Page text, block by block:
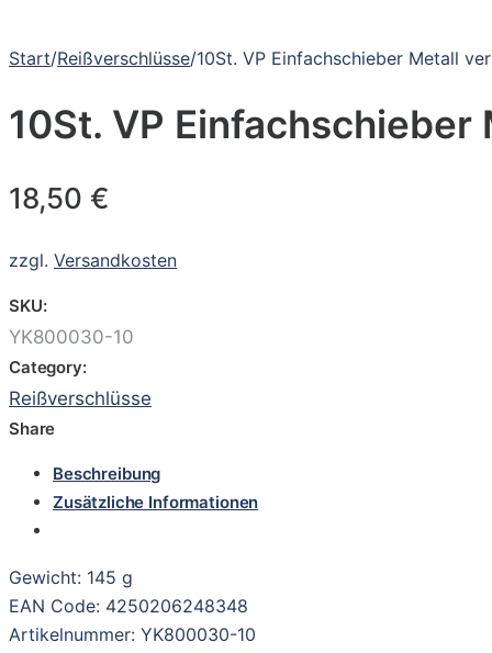
Start/Reißverschlüsse/10St. VP Einfachschieber Metall
10St. VP
18,50 €
zzgl. Versandkosten
SKU:
YK800030-10
Category:
Reißverschlüsse
Share
Beschreibung
Zusätzliche Informationen
Gewicht: 145 g
EAN Code: 4250206248348
Artikelnummer: YK800030-10